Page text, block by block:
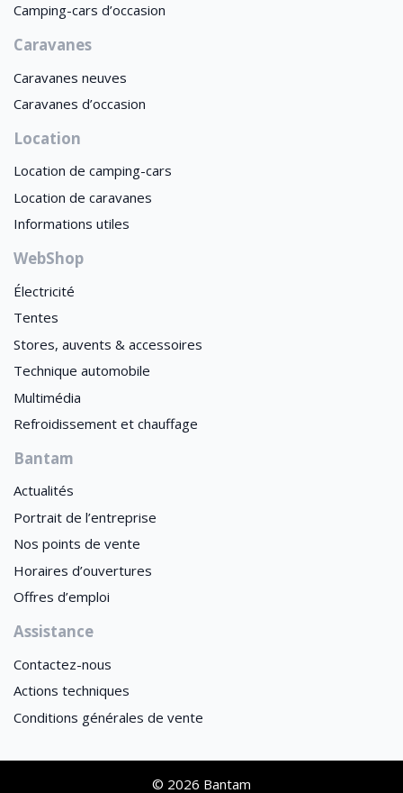
Camping-cars d’occasion
Caravanes
Caravanes neuves
Caravanes d’occasion
Location
Location de camping-cars
Location de caravanes
Informations utiles
WebShop
Électricité
Tentes
Stores, auvents & accessoires
Technique automobile
Multimédia
Refroidissement et chauffage
Bantam
Actualités
Portrait de l’entreprise
Nos points de vente
Horaires d’ouvertures
Offres d’emploi
Assistance
Contactez-nous
Actions techniques
Conditions générales de vente
© 2026 Bantam